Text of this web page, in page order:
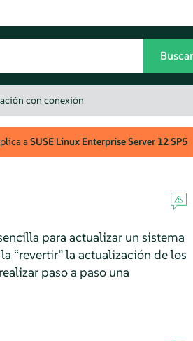
con conexión
aSUSE Linux Enterprise Server 12 SP5
para actualizar un sistema
“revertir”la actualización de los
paso a paso una